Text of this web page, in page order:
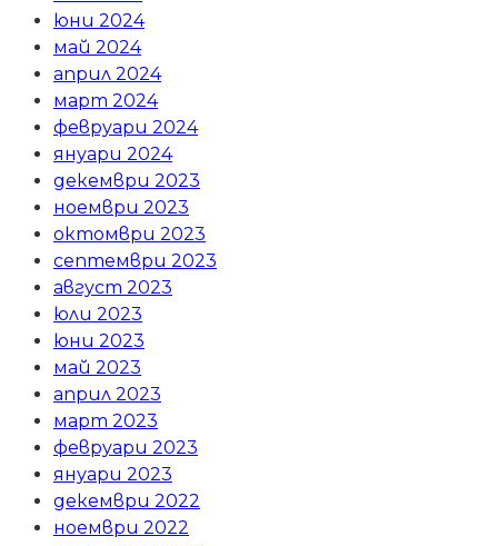
юни 2024
май 2024
април 2024
март 2024
февруари 2024
януари 2024
декември 2023
ноември 2023
октомври 2023
септември 2023
август 2023
юли 2023
юни 2023
май 2023
април 2023
март 2023
февруари 2023
януари 2023
декември 2022
ноември 2022